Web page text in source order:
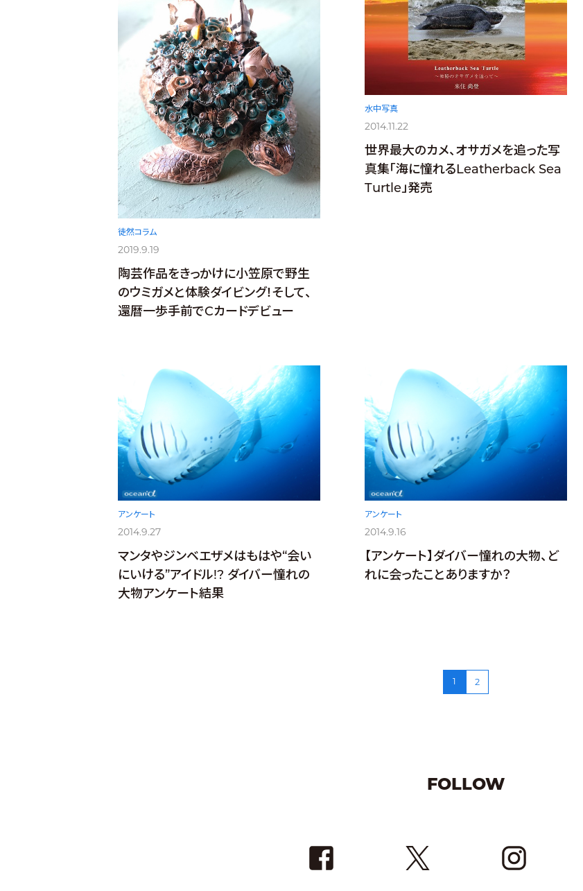
徒然コラム
2019.9.19
陶芸作品をきっかけに小笠原で野生
のウミガメと体験ダイビング！そして、
還暦一歩手前でCカードデビュー
水中写真
2014.11.22
世界最大のカメ、オサガメを追った写
真集「海に憧れるLeatherback Sea
Turtle」発売
アンケート
2014.9.27
マンタやジンベエザメはもはや“会い
にいける”アイドル!? ダイバー憧れの
大物アンケート結果
アンケート
2014.9.16
【アンケート】ダイバー憧れの大物、ど
れに会ったことありますか？
1 2
FOLLOW